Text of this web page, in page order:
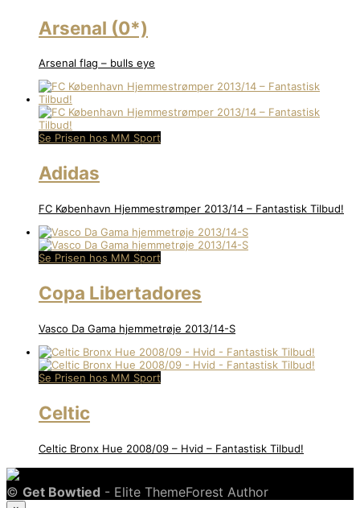
Arsenal (0*)
Arsenal flag – bulls eye
Se Prisen hos MM Sport
Adidas
FC København Hjemmestrømper 2013/14 – Fantastisk Tilbud!
Se Prisen hos MM Sport
Copa Libertadores
Vasco Da Gama hjemmetrøje 2013/14-S
Se Prisen hos MM Sport
Celtic
Celtic Bronx Hue 2008/09 – Hvid – Fantastisk Tilbud!
© Get Bowtied - Elite ThemeForest Author